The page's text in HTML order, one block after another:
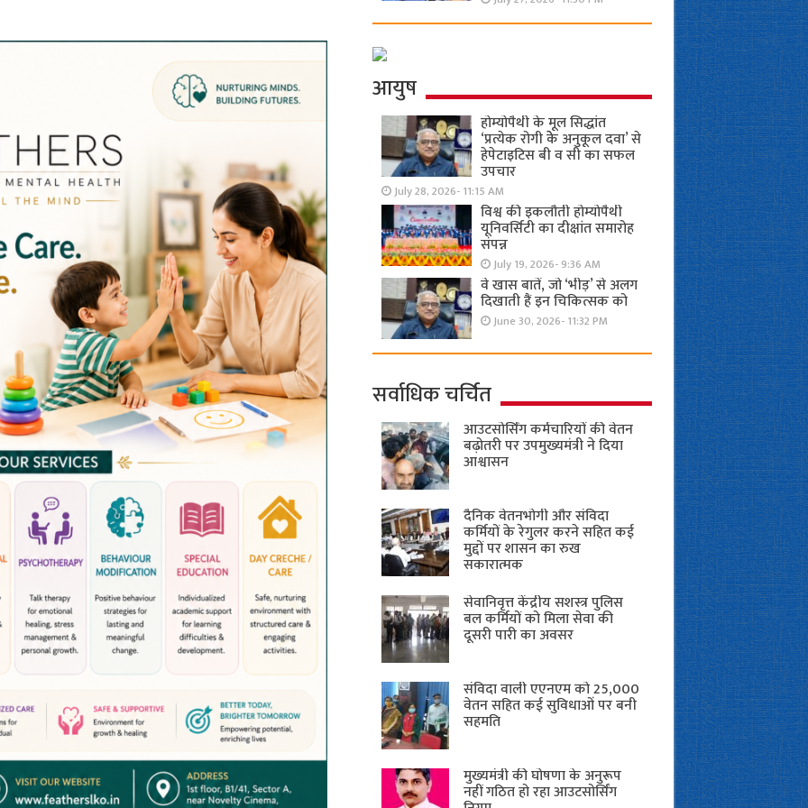
आयुष
होम्योपैथी के मूल सिद्धांत
‘प्रत्येक रोगी केे अनुकूल दवा’ से
हेपेटाइटिस बी व सी का सफल
उपचार
July 28, 2026- 11:15 AM
विश्व की इकलौती होम्योपैथी
यूनिवर्सिटी का दीक्षांत समारोह
संपन्न
July 19, 2026- 9:36 AM
वे खास बातें, जो ‘भीड़’ से अलग
दिखाती हैं इन चिकित्सक को
June 30, 2026- 11:32 PM
सर्वाधिक चर्चित
आउटसोर्सिंग कर्मचारियों की वेतन
बढ़ोतरी पर उपमुख्यमंत्री ने दिया
आश्वासन
दैनिक वेतनभोगी और संविदा
कर्मियों के रेगुलर करने सहित कई
मुद्दों पर शासन का रुख
सकारात्मक
सेवानिवृत्त केंद्रीय सशस्त्र पुलिस
बल ​कर्मियों को मिला सेवा की
दूसरी पारी का अवसर
संविदा वाली एएनएम को 25,000
वेतन सहित कई सुविधाओं पर बनी
सहमति
मुख्यमंत्री की घोषणा के अनुरूप
नहीं गठित हो रहा आउटसोर्सिंग